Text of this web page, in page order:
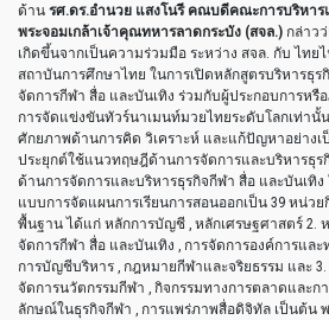
ด้าน รศ.ดร.อำนวย แสงโนรี คณบดีคณะการบริหาร
พระจอมเกล้าเจ้าคุณทหารลาดกระบัง (สจล.) กล่าว
เกิดขึ้นจากเป็นความร่วมมือ ระหว่าง สจล​. กับ ไทย
สถาบันการศึกษาไทย ในการเปิดหลักสูตรบริหารธุ
จัดการกีฬา สื่อ และบันเทิง ร่วมกับผู้ประกอบการห
การจัดแข่งขันทัวร์นาเมนท์มวยไทยระดับโลกเท่านั้
ศักยภาพด้านการคิด วิเคราะห์ และแก้ปัญหาอย่าง
ประยุกต์ใช้แนวทฤษฎีด้านการจัดการและบริหารธุ
ด้านการจัดการและบริหารธุรกิจกีฬา สื่อ และบันเทิ
แบบการจัดแผนการเรียนการสอนออกเป็น 39 หน่ว
พื้นฐาน ได้แก่ หลักการบัญชี , หลักเศรษฐศาสตร์ 2.
จัดการกีฬา สื่อ และบันเทิง , การจัดการองค์การแล
การบัญชีบริหาร , กฎหมายกีฬาและจริยธรรม และ
จัดการนวัตกรรมกีฬา , กิจกรรมทางการตลาดและก
ลักษณ์ในธุรกิจกีฬา , การแพร่ภาพสื่อดิจิทัล เป็นต้น